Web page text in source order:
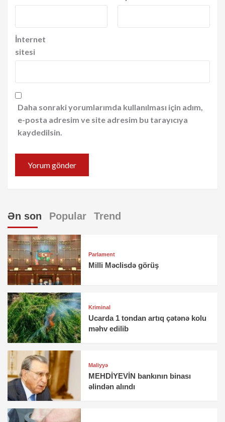
İnternet
sitesi
Daha sonraki yorumlarımda kullanılması için adım,
e-posta adresim ve site adresim bu tarayıcıya
kaydedilsin.
Ən son Popular Trend
Parlament
Milli Məclisdə görüş
Kriminal
Ucarda 1 tondan artıq çətənə kolu
məhv edilib
Maliyyə
MEHDİYEVİN bankının binası
əlindən alındı